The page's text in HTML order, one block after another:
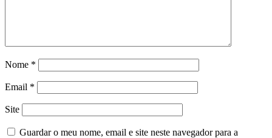
Nome *
Email *
Site
Guardar o meu nome, email e site neste navegador para a